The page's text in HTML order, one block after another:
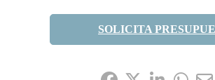
SOLICITA